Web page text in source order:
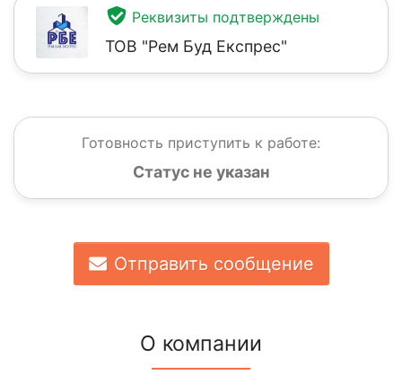
Реквизиты подтверждены
ТОВ "Рем Буд Експрес"
Готовность приступить к работе:
Статус не указан
Отправить сообщение
О компании